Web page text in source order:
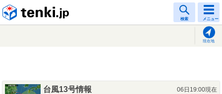
検索 メニュー
現在地
台風13号情報
06日19:00現在